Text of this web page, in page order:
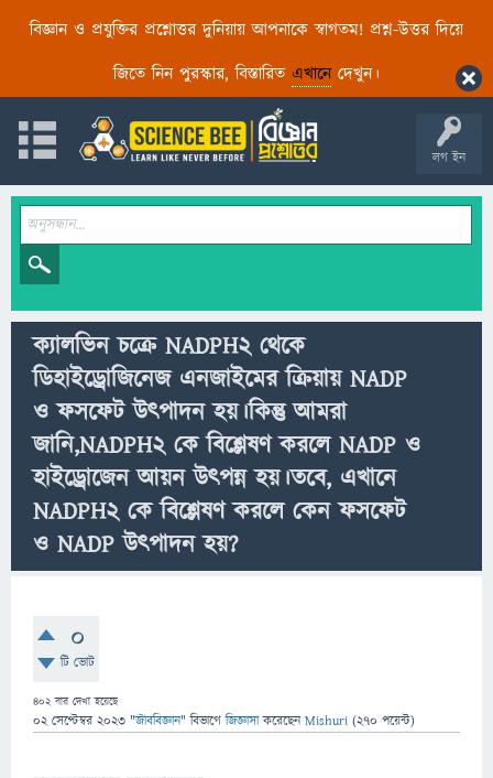
বিজ্ঞান ও প্রযুক্তির প্রশ্নোত্তর দুনিয়ায় আপনাকে স্বাগতম! প্রশ্ন-উত্তর দিয়ে
জিতে নিন পুরস্কার, বিস্তারিত এখানেদেখুন।
লগ ইন
ক্যালভিন চক্রে NADPH2 থেকে
ডিহাইড্রোজিনেজ এনজাইমের ক্রিয়ায় NADP
ও ফসফেট উত্পাদন হয়।কিন্তু আমরা
জানি,NADPH2 কে বিশ্লেষণ করলে NADP ও
হাইড্রোজেন আয়ন উত্পন্ন হয়।তবে, এখানে
NADPH2 কে বিশ্লেষণ করলে কেন ফসফেট
ও NADP উত্পাদন হয়?
0
টি ভোট
402বার দেখা হয়েছে
02 সেপ্টেম্বর 2023 "জীববিজ্ঞান" বিভাগে জিজ্ঞাসাকরেছেনMishuri (270 পয়েন্ট)